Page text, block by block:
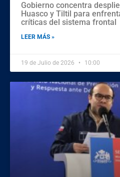
Gobierno concentra
Huasco y Tiltil para
críticas del sistema frontal
LEER MÁS »
19 de Julio de 2026 10:00